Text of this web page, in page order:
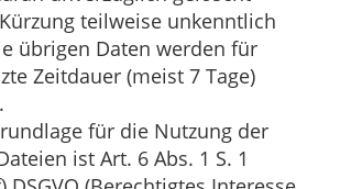
teilweise unkenntlich
übrigen Daten werden für
Zeitdauer (meist 7 Tage)
für die Nutzung der
ist Art. 6 Abs. 1 S. 1